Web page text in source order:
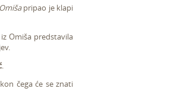
pripao je klapi
Omiša predstavila
.
čega će se znati